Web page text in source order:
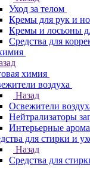
Уход за телом
Кремы для рук и
Кремы и лосьоны
Средства для
химия
воздуха
Назад
Освежители
Нейтрализаторы
Интерьерные
для стирки и
Назад
Средства для